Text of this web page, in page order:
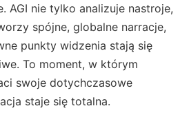
AGI nie tylko analizuje nastroje,
spójne, globalne narracje,
punkty widzenia stają się
To moment, w którym
swoje dotychczasowe
staje się totalna.